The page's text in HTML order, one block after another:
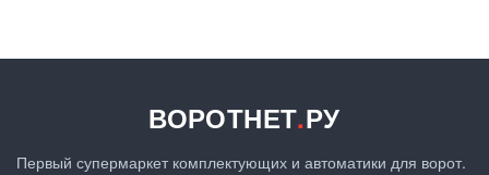
ВОРОТНЕТ.РУ
Первый супермаркет комплектующих и автоматики для ворот.